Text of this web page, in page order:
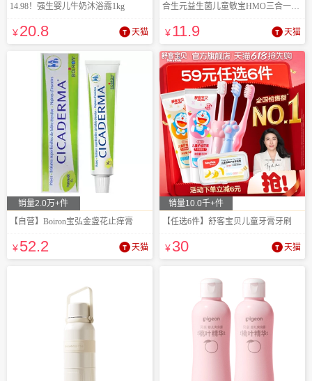
14.98！强生婴儿牛奶沐浴露1kg
¥20.8 天猫
合生元益生菌儿童敏宝HMO三合一益生菌调理
¥11.9 天猫
销量2.0万+件
【自营】Boiron宝弘金盏花止痒膏
¥52.2 天猫
销量10.0千+件
【任选6件】舒客宝贝儿童牙膏牙刷
¥30 天猫